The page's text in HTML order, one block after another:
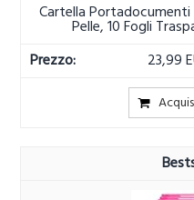
Cartella
Pelle, 10 Fogli
23,99